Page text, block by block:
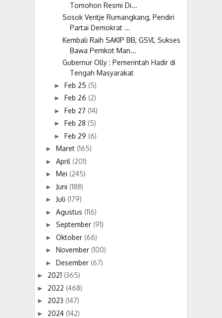
Tomohon Resmi Di...
Sosok Ventje Rumangkang, Pendiri
Partai Demokrat ...
Kembali Raih SAKIP BB, GSVL Sukses
Bawa Pemkot Man...
Gubernur Olly : Pemerintah Hadir di
Tengah Masyarakat
► Feb 25 (5)
► Feb 26 (2)
► Feb 27 (14)
► Feb 28 (5)
► Feb 29 (6)
► Maret (165)
► April (201)
► Mei (245)
► Juni (188)
► Juli (179)
► Agustus (116)
► September (91)
► Oktober (66)
► November (100)
► Desember (67)
► 2021 (365)
► 2022 (468)
► 2023 (147)
► 2024 (142)